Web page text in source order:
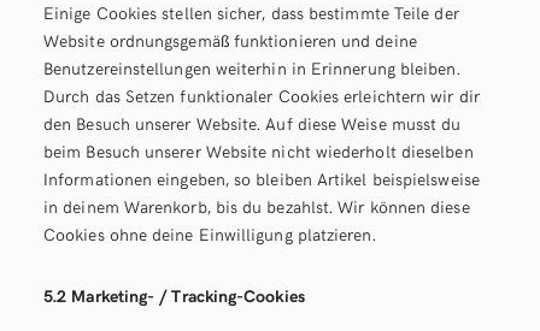
Einige Cookies stellen sicher, dass bestimmte Teile der
Website ordnungsgemäß funktionieren und deine
Benutzereinstellungen weiterhin in Erinnerung bleiben.
Durch das Setzen funktionaler Cookies erleichtern wir dir
den Besuch unserer Website. Auf diese Weise musst du
beim Besuch unserer Website nicht wiederholt dieselben
Informationen eingeben, so bleiben Artikel beispielsweise
in deinem Warenkorb, bis du bezahlst. Wir können diese
Cookies ohne deine Einwilligung platzieren.
5.2 Marketing- / Tracking-Cookies